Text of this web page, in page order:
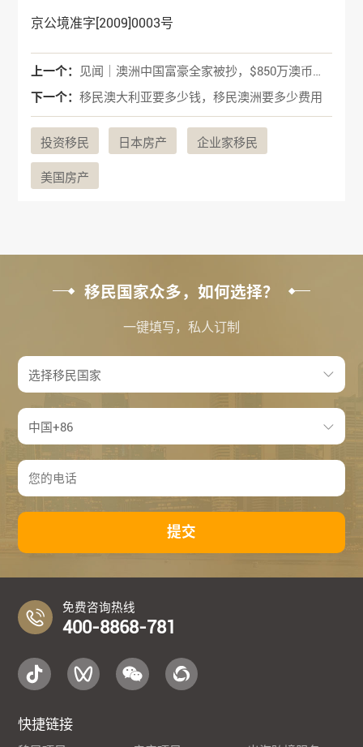
京公境准字[2009]0003号
上一个：
见闻｜澳洲中国富豪全家被抄，$850万澳币财产瞬间消失！
下一个： 移民澳大利亚要多少钱，移民澳洲要多少费用
投资移民 日本房产 企业家移民
美国房产
移民国家众多，如何选择？
一键填写，私人订制
提交
免费咨询热线
400-8868-781
快捷链接